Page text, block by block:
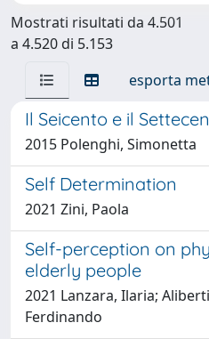
Mostrati risultati da 4.501
a 4.520 di 5.153
esporta
Il Seicento e il
2015 Polenghi, Simonetta
Self Determination
2021 Zini, Paola
Self-perception on
elderly people
2021 Lanzara, Ilaria;
Ferdinando